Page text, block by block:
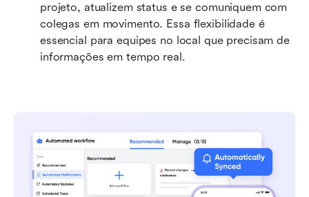
projeto, atualizem status e se comuniquem com
colegas em movimento. Essa flexibilidade é
essencial para equipes no local que precisam de
informações em tempo real.